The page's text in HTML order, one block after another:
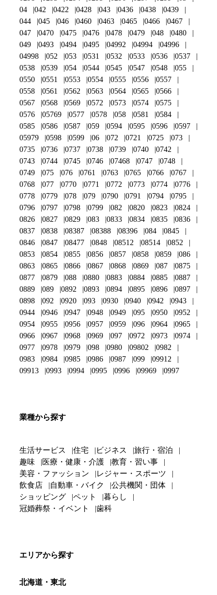
04
042 0422 0428 043 0436 0438
0439
044
045 046 0460 0463 0465 0466
0467
047
0470 0475 0476 0478 0479 048
0480
049
0493 0494 0495 04992 04994
04996
04998
052 053 0531 0532 0533 0536
0537
0538
0539 054 0544 0545 0547 0548
055
0550
0551 0553 0554 0555 0556
0557
0558
0561 0562 0563 0564 0565
0566
0567
0568 0569 0572 0573 0574
0575
0576
05769 0577 0578 058 0581
0584
0585
0586 0587 059 0594 0595 0596
0597
05979
0598 0599 06 072 0721 0725
073
0735
0736 0737 0738 0739 0740
0742
0743
0744 0745 0746 07468 0747
0748
0749
075 076 0761 0763 0765 0766
0767
0768
077 0770 0771 0772 0773 0774
0776
0778
0779 078 079 0790 0791 0794
0795
0796
0797 0798 0799 082 0820 0823
0824
0826
0827 0829 083 0833 0834 0835
0836
0837
0838 08387 08388 08396 084
0845
0846
0847 08477 0848 08512 08514
0852
0853
0854 0855 0856 0857 0858 0859
086
0863
0865 0866 0867 0868 0869 087
0875
0877
0879 088 0880 0883 0884 0885
0887
0889
089 0892 0893 0894 0895 0896
0897
0898
092 0920 093 0930 0940 0942
0943
0944
0946 0947 0948 0949 095 0950
0952
0954
0955 0956 0957 0959 096 0964
0965
0966
0967 0968 0969 097 0972 0973
0974
0977
0978 0979 098 0980 09802
0982
0983
0984 0985 0986 0987 099
09912
09913
0993 0994 0995 0996 09969 0997
業種から探す
生活サービス 住宅 ビジネス
旅行・宿泊
趣味
医療・健康・介護
教育・習い事
美容・ファッション
レジャー・スポーツ
飲食店
自動車・バイク
公共機関・団体
ショッピング
ペット
暮らし
冠婚葬祭・イベント
歯科
エリアから探す
北海道・東北